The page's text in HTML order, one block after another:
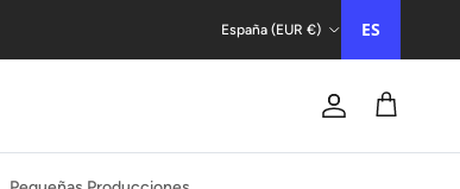
España (EUR €) ES
Cuenta
Carrito